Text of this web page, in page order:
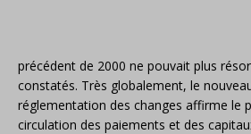
précédent de 2000 ne pouvait plus
constatés. Très globalement, le
réglementation des changes affirme le
circulation des paiements et des